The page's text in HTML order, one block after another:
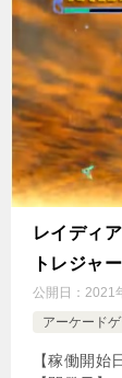
レイディ
トレジャー
公開日： 2021
アーケード
【稼働開